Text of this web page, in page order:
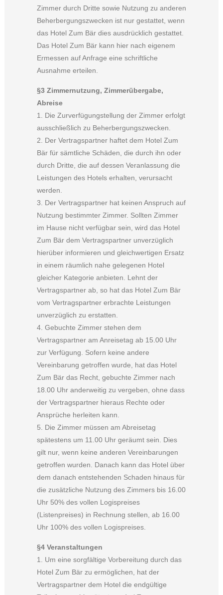
Zimmer durch Dritte sowie Nutzung zu anderen
Beherbergungszwecken ist nur gestattet, wenn
das Hotel Zum Bär dies ausdrücklich gestattet.
Das Hotel Zum Bär kann hier nach eigenem
Ermessen auf Anfrage eine schriftliche
Ausnahme erteilen.
§3 Zimmernutzung, Zimmerübergabe,
Abreise
1. Die Zurverfügungstellung der Zimmer erfolgt
ausschließlich zu Beherbergungszwecken.
2. Der Vertragspartner haftet dem Hotel Zum
Bär für sämtliche Schäden, die durch ihn oder
durch Dritte, die auf dessen Veranlassung die
Leistungen des Hotels erhalten, verursacht
werden.
3. Der Vertragspartner hat keinen Anspruch auf
Nutzung bestimmter Zimmer. Sollten Zimmer
im Hause nicht verfügbar sein, wird das Hotel
Zum Bär dem Vertragspartner unverzüglich
hierüber informieren und gleichwertigen Ersatz
in einem räumlich nahe gelegenen Hotel
gleicher Kategorie anbieten. Lehnt der
Vertragspartner ab, so hat das Hotel Zum Bär
vom Vertragspartner erbrachte Leistungen
unverzüglich zu erstatten.
4. Gebuchte Zimmer stehen dem
Vertragspartner am Anreisetag ab 15.00 Uhr
zur Verfügung. Sofern keine andere
Vereinbarung getroffen wurde, hat das Hotel
Zum Bär das Recht, gebuchte Zimmer nach
18.00 Uhr anderweitig zu vergeben, ohne dass
der Vertragspartner hieraus Rechte oder
Ansprüche herleiten kann.
5. Die Zimmer müssen am Abreisetag
spätestens um 11.00 Uhr geräumt sein. Dies
gilt nur, wenn keine anderen Vereinbarungen
getroffen wurden. Danach kann das Hotel über
dem danach entstehenden Schaden hinaus für
die zusätzliche Nutzung des Zimmers bis 16.00
Uhr 50% des vollen Logispreises
(Listenpreises) in Rechnung stellen, ab 16.00
Uhr 100% des vollen Logispreises.
§4 Veranstaltungen
1. Um eine sorgfältige Vorbereitung durch das
Hotel Zum Bär zu ermöglichen, hat der
Vertragspartner dem Hotel die endgültige